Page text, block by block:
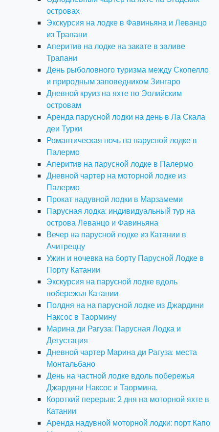
островах
Экскурсия на лодке в Фавиньяна и Леванцо
из Трапани
Aперитив на лодке на закате в заливе
Трапани
День рыболовного туризма между Скопелло
и природным заповедником Зингаро
Дневной круиз на яхте по Эолийским
островам
Аренда парусной лодки на день в Ла Скала
деи Турки
Романтическая ночь на парусной лодке в
Палермо
Аперитив на парусной лодке в Палермо
Дневной чартер на моторной лодке из
Палермо
Прокат надувной лодки в Марзамеми
Парусная лодка: индивидуальный тур на
острова Леванцо и Фавиньяна
Вечер на парусной лодке из Катании в
Ачитреццу
Ужин и ночевка на борту Парусной Лодке в
Порту Катании
Экскурсия на парусной лодке вдоль
побережья Катании
Полдня на на парусной лодке из Джардини
Наксос в Таормину
Марина ди Рагуза: Парусная Лодка и
Дегустация
Дневной чартер Марина ди Рагуза: места
Монтальбано
День на частной лодке вдоль побережья
Джардини Наксос и Таормина.
Короткий перерыв: 2 дня на моторной яхте в
Катании
Аренда надувной моторной лодки: порт Капо